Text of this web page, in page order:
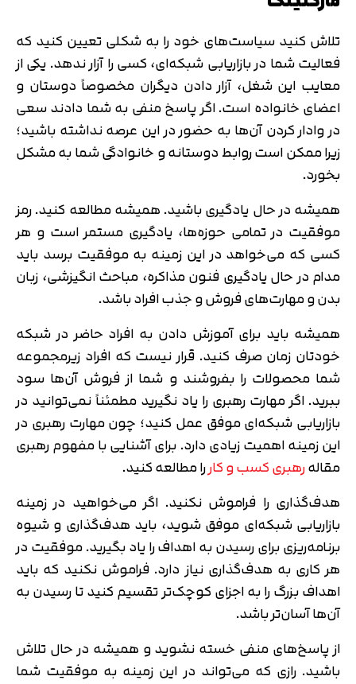
تلاش کنید سیاست‌های خود را به شکلی تعیین کنید که
فعالیت شما در بازاریابی شبکه‌ای، کسی را آزار ندهد. یکی از
معایب این شغل، آزار دادن دیگران مخصوصاً دوستان و
اعضای خانواده است. اگر پاسخ منفی به شما دادند سعی
در وادار کردن آن‌ها به حضور در این عرصه نداشته باشید؛
زیرا ممکن است روابط دوستانه و خانوادگی شما به مشکل
بخورد.
همیشه در حال یادگیری باشید. همیشه مطالعه کنید. رمز
موفقیت در تمامی حوزه‌ها، یادگیری مستمر است و هر
کسی که می‌خواهد در این زمینه به موفقیت برسد باید
مدام در حال یادگیری فنون مذاکره، مباحث انگیزشی، زبان
بدن و مهارت‌‌های فروش و جذب افراد باشد.
همیشه باید برای آموزش دادن به افراد حاضر در شبکه
خودتان زمان صرف کنید. قرار نیست که افراد زیرمجموعه
شما محصولات را بفروشند و شما از فروش آن‌ها سود
ببرید. اگر مهارت رهبری را یاد نگیرید مطمئناً نمی‌توانید در
بازاریابی شبکه‌ای موفق عمل کنید؛ چون مهارت رهبری در
این زمینه اهمیت زیادی دارد. برای آشنایی با مفهوم رهبری
مقالهرهبری کسب و کاررا مطالعه کنید.
هدف‌گذاری را فراموش نکنید. اگر می‌خواهید در زمینه
بازاریابی شبکه‌ای موفق شوید، باید هدف‌گذاری و شیوه
برنامه‌ریزی برای رسیدن به اهداف را یاد بگیرید. موفقیت در
هر کاری به هدف‌گذاری نیاز دارد. فراموش نکنید که باید
اهداف بزرگ را به اجزای کوچک‌تر تقسیم کنید تا رسیدن به
آن‌ها آسان‌تر باشد.
از پاسخ‌های منفی خسته نشوید و همیشه در حال تلاش
باشید. رازی که می‌تواند در این زمینه به موفقیت شما